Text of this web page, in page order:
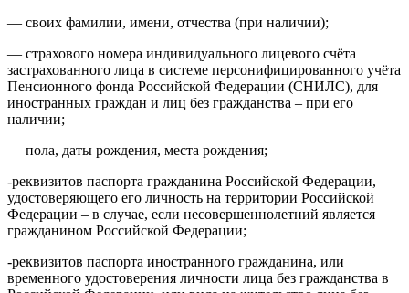
— своих фамилии, имени, отчества (при наличии);
— страхового номера индивидуального лицевого счёта
застрахованного лица в системе персонифицированного учёта
Пенсионного фонда Российской Федерации (СНИЛС), для
иностранных граждан и лиц без гражданства – при его
наличии;
— пола, даты рождения, места рождения;
-реквизитов паспорта гражданина Российской Федерации,
удостоверяющего его личность на территории Российской
Федерации – в случае, если несовершеннолетний является
гражданином Российской Федерации;
-реквизитов паспорта иностранного гражданина, или
временного удостоверения личности лица без гражданства в